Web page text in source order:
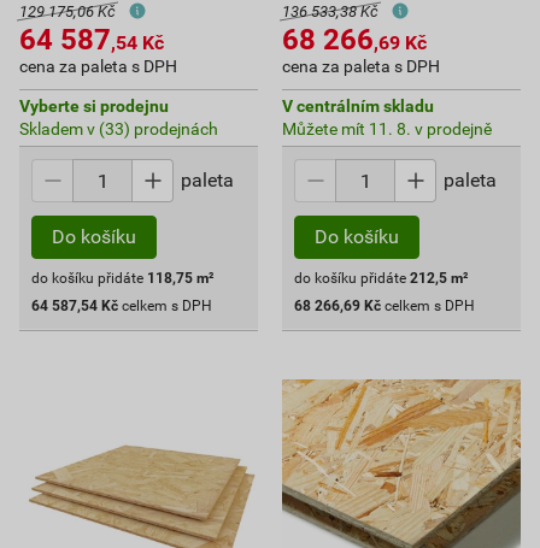
129 175,06 Kč
64 587,54 Kč
cena za paleta s DPH
Vyberte si prodejnu
Skladem v (33) prodejnách
paleta
Do košíku
do košíku přidáte 118,75 m²
64 587,54 Kč celkem s DPH
136 533,38 Kč
68 266,69 Kč
cena za paleta s DPH
V centrálním skladu
Můžete mít 11. 8. v prodejně
paleta
Do košíku
do košíku přidáte 212,5 m²
68 266,69 Kč celkem s DPH